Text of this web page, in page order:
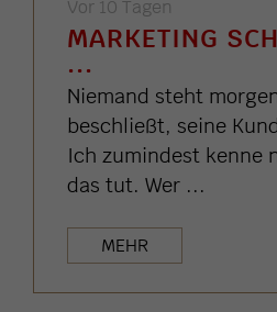
Vor 10 Tagen
MARKETING
...
Niemand steht
beschließt, seine
Ich zumindest kenne
das tut. Wer ...
MEHR